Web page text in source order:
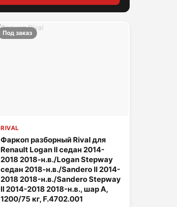
Под заказ
RIVAL
Фаркоп разборный Rival для
Renault Logan II седан 2014-
2018 2018-н.в./Logan Stepway
седан 2018-н.в./Sandero II 2014-
2018 2018-н.в./Sandero Stepway
II 2014-2018 2018-н.в., шар A,
1200/75 кг, F.4702.001